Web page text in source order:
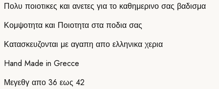
Πολυ ποιοτικες και ανετες για το καθημερινο σας βαδισμα
Κομψοτητα και Ποιοτητα στα ποδια σας
Κατασκευζονται με αγαπη απο ελληνικα χερια
Hand Made in Grecce
Μεγεθγ απο 36 εως 42